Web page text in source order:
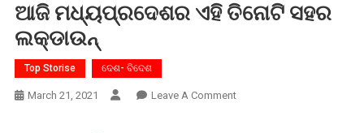
ଆଜି ମଧ୍ୟପ୍ରଦେଶର ଏହି ତିନୋଟି ସହର
ଲକ୍‌ଡାଉନ୍‌
Top Storise ଦେଶ- ବିଦେଶ
March 21, 2021 Leave A CommentOn